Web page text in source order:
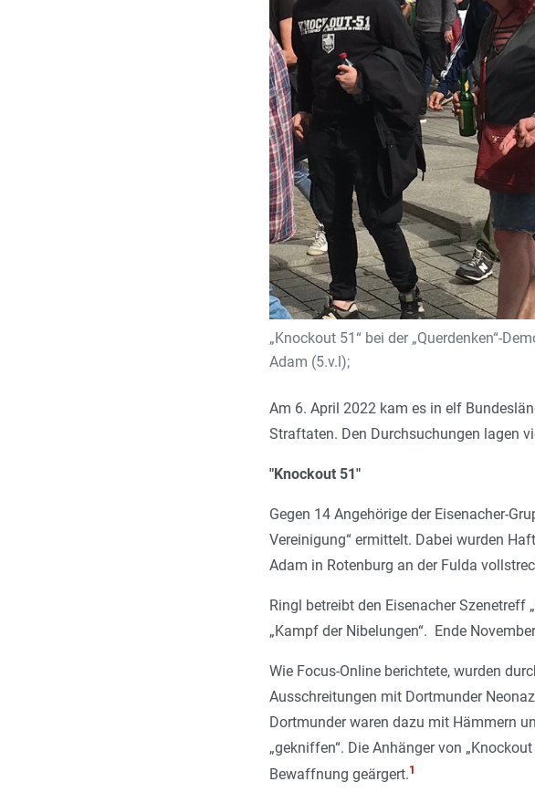
„Knockout 51“ bei der „Querdenken“-
Adam (5.v.l);
Am 6. April 2022 kam es in elf
Straftaten. Den Durchsuchungen lagen
"Knockout 51"
Gegen 14 Angehörige der Eisen­acher-­
Vereinigung“ ermittelt. Dabei wurden
Adam in Roten­burg an der Fulda
Ringl betreibt den Eisenacher Szenetreff
„Kampf der Nibelungen“. Ende
Wie Focus-Online berichtete, wurden
Ausschreitungen mit Dortmunder
Dortmunder waren dazu mit Hämmern
„gekniffen“. Die Anhänger von
Bewaffnung geärgert.1